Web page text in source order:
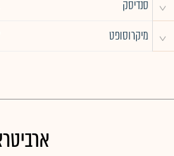
^ סנדיסק
^ מיקרוסופט